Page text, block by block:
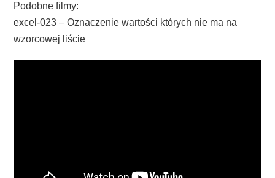
Podobne filmy:
excel-023 – Oznaczenie wartości których nie ma na
wzorcowej liście